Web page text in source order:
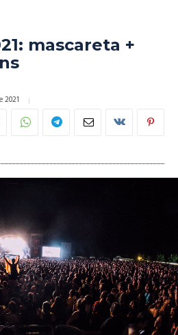
mascareta +
2021